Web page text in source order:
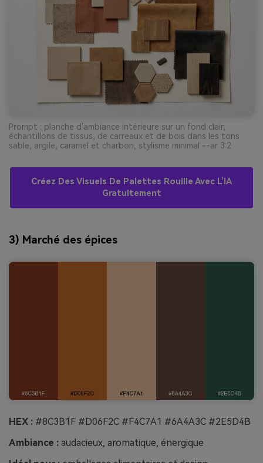
Prompt : planche d’ambiance intérieure sur un fond clair,
échantillons de tissus, de carreaux et de bois dans les tons
sable, argile, caramel et charbon, stylisme minimal --ar 3:2
Créez Des Visuels De Palettes Rouille Avec L’IA
Gratuitement
3) Marché des épices
HEX : #8C3B1F #D06F2C #F4C7A1 #6A4A3C #2E5D4B
Ambiance : audacieux, aromatique, énergique